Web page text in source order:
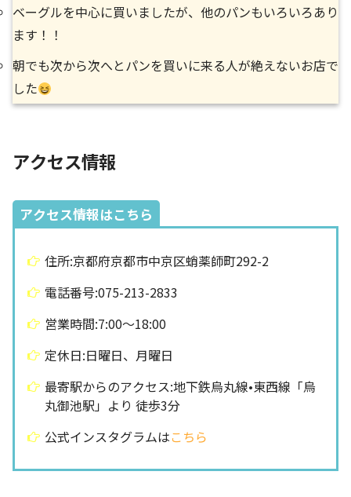
ベーグルを中心に買いましたが、他のパンもいろいろあり
ます！！
朝でも次から次へとパンを買いに来る人が絶えないお店で
した
アクセス情報
アクセス情報はこちら
住所:京都府京都市中京区蛸薬師町292-2
電話番号:075-213-2833
営業時間:7:00〜18:00
定休日:日曜日、月曜日
最寄駅からのアクセス:地下鉄烏丸線•東西線「烏
丸御池駅」より 徒歩3分
公式インスタグラムはこちら